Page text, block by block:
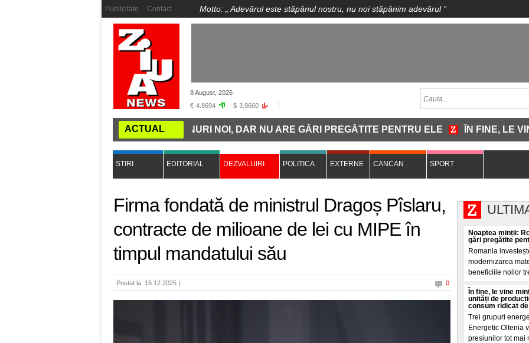
Publicitate Contact Motto: „ Adevărul este stăpânul nostru, nu noi stăpânim adevărul”
8 August, 2026
€ 4.8694 $ 3.9660
ACTUAL
MINȚII: ROMÂNIA CUMPĂRĂ TRENURI NOI, DAR NU ARE GĂRI PREGĂTITE PENTRU ELE ÎN FINE, LE VINE
STIRI EDITORIAL DEZVALUIRI POLITICA EXTERNE CANCAN SPORT
Firma fondată de ministrul Dragoș Pîslaru,
contracte de milioane de lei cu MIPE în
timpul mandatului său
Postat la: 15.12.2025 | 0
Noaptea minții:
gări pregătite
Romania
modernizarea
beneficiile noilor
În fine, le vine
unități de
consum ridicat
Trei grupuri
Energetic Oltenia
presiunilor tot mai